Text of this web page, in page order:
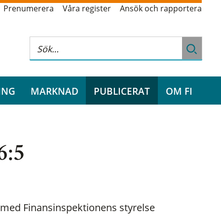
Prenumerera Våra register Ansök och rapportera
MARKNAD PUBLICERAT OM FI
Finansinspektionens styrelse